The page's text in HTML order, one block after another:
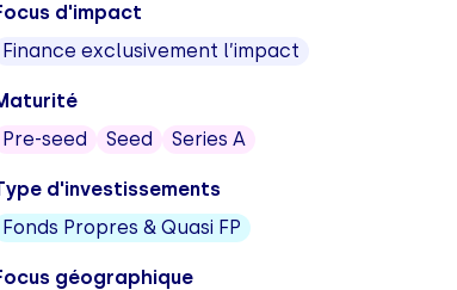
d'impact
Finance exclusivement l’impact
Pre-seed
Seed Series A
d'investissements
Fonds Propres & Quasi FP
géographique